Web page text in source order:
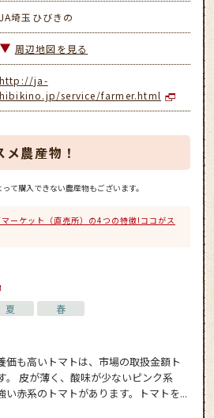
JA埼玉ひびきの
周辺地図を見る
http://ja-
hibikino.jp/service/farmer.html
農産物！
て購入できない農産物もございます。
ーケット（直売所）の4つの特徴!ココがス
夏 春
価も高いトマトは、市場の取扱金額ト
。 皮が薄く、酸味が少ないピンク系
い赤系のトマトがあります。トマトを...